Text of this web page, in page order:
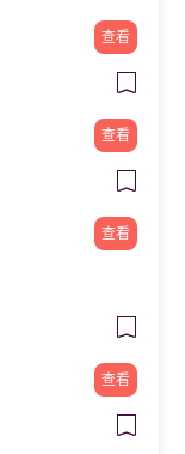
查看
查看
查看
查看